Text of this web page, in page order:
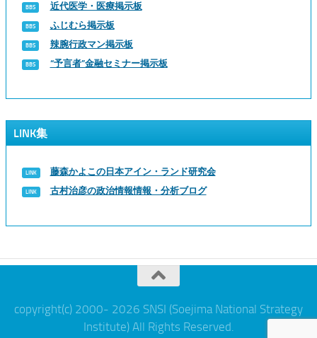
近代医学・医療掲示板
ふじむら掲示板
辣腕行政マン掲示板
“予言者”金融セミナー掲示板
LINK集
藤森かよこの日本アイン・ランド研究会
古村治彦の政治情報情報・分析ブログ
copyright(c) 2000- 2026 SNSI (Soejima National Strategy
Institute) All Rights Reserved.